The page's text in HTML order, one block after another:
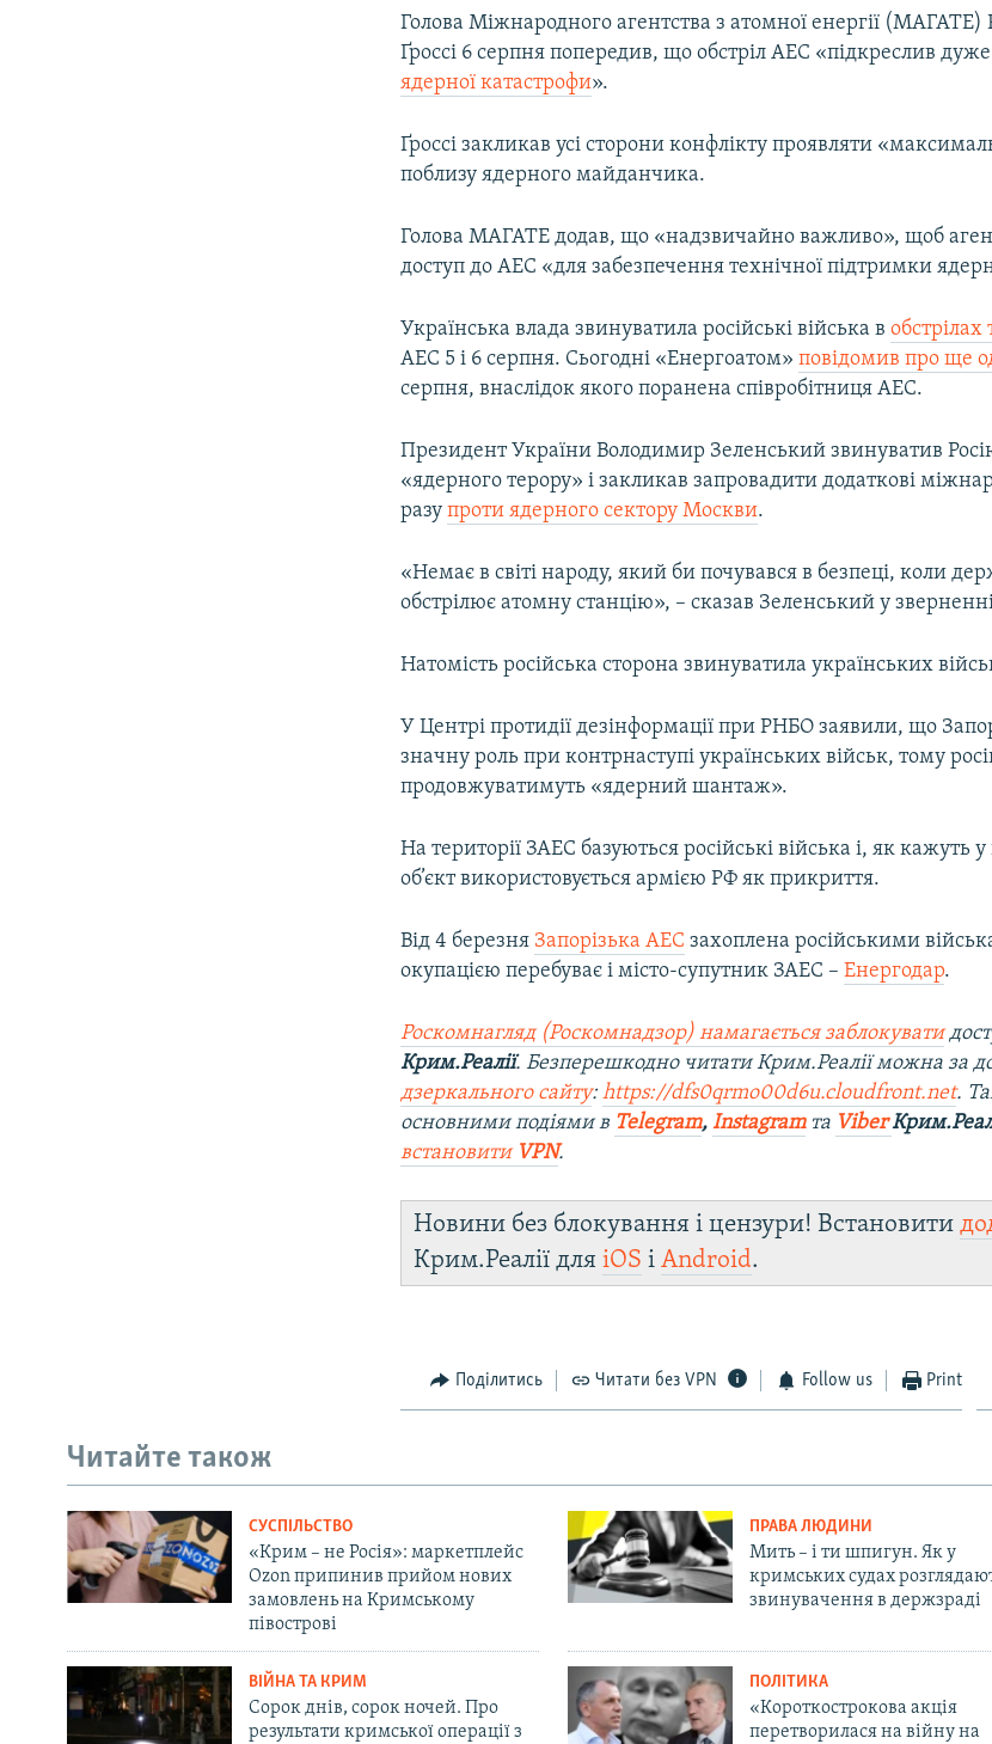
Голова Міжнародного агентства з атомної енергії
Ґроссі 6 серпня попередив, що обстріл АЕС «підкреслив
ядерної катастрофи».
Ґроссі закликав усі сторони конфлікту проявляти
поблизу ядерного майданчика.
Голова МАГАТЕ додав, що «надзвичайно важливо», щоб
доступ до АЕС «для забезпечення технічної підтримки
Українська влада звинуватила російські війська вобстрілах
АЕС 5 і 6 серпня. Сьогодні «Енергоатом»повідомив про ще
серпня, внаслідок якого поранена співробітниця АЕС.
Президент України Володимир Зеленський звинуватив
«ядерного терору» і закликав запровадити додаткові
разупроти ядерного сектору Москви.
«Немає в світі народу, який би почувався в безпеці, коли
обстрілює атомну станцію», – сказав Зеленський у
Натомість російська сторона звинуватила українських
У Центрі протидії дезінформації при РНБО заявили, що
значну роль при контрнаступі українських військ, тому
продовжуватимуть «ядерний шантаж».
На території ЗАЕС базуються російські війська і, як кажуть
об’єкт використовується армією РФ як прикриття.
Від 4 березня Запорізька АЕС захоплена російськими
окупацією перебуває і місто-супутник ЗАЕС –Енергодар.
Роскомнагляд (Роскомнадзор) намагається заблокувати
Крим.Реалії. Безперешкодно читати Крим.Реалії можна за
дзеркального сайту:https://dfs0qrmo00d6u.cloudfront.net.
основними подіями в Telegram,Instagramта Viber
встановити VPN.
Новини без блокування і цензури! Встановити
Крим.Реалії дляiOS іAndroid.
Поділитись Читати без VPN Follow us Print
Читайте також
СУСПІЛЬСТВО
«Крим – не Росія»: маркетплейс
Ozon припинив прийом нових
замовлень на Кримському
півострові
ПРАВА ЛЮДИНИ
Мить – і ти шпигун. Як у
кримських судах
звинувачення в держзраді
ВІЙНА ТА КРИМ
Сорок днів, сорок ночей. Про
результати кримської операції з
ПОЛІТИКА
«Короткострокова акція
перетворилася на війну на